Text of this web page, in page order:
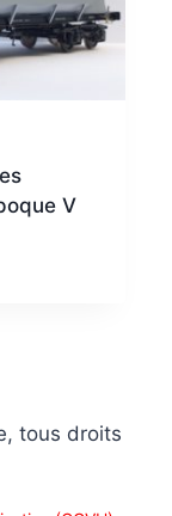
V
tous droits